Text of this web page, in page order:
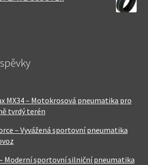
MX34 – Motokrosová pneumatika pro
tvrdý terén
– Vyvážená sportovní pneumatika
– Moderní sportovní silniční pneumatika